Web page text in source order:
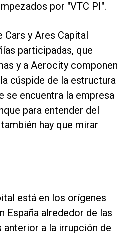
por "VTC PI".
y Ares Capital
participadas, que
y a Aerocity componen
la cúspide de la estructura
se encuentra la empresa
para entender del
hay que mirar
está en los orígenes
España alrededor de las
anterior a la irrupción de